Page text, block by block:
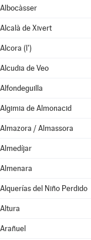
Albocàsser
Alcalà de Xivert
Alcora (l')
Alcudia de Veo
Alfondeguilla
Algimia de Almonacid
Almazora / Almassora
Almedíjar
Almenara
Alquerías del Niño Perdido
Altura
Arañuel